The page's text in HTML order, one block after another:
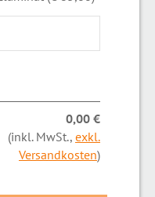
0,00 €
(inkl. MwSt., exkl.
Versandkosten)